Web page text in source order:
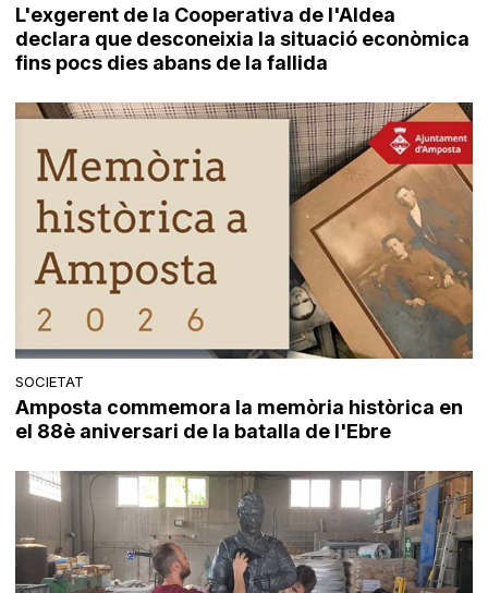
L'exgerent de la Cooperativa de l'Aldea
declara que desconeixia la situació econòmica
fins pocs dies abans de la fallida
SOCIETAT
Amposta commemora la memòria històrica en
el 88è aniversari de la batalla de l'Ebre